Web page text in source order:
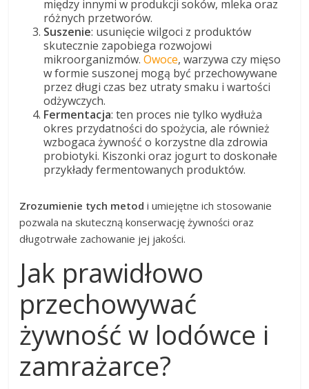
między innymi w produkcji soków, mleka oraz
różnych przetworów.
Suszenie: usunięcie wilgoci z produktów
skutecznie zapobiega rozwojowi
mikroorganizmów.Owoce, warzywa czy mięso
w formie suszonej mogą być przechowywane
przez długi czas bez utraty smaku i wartości
odżywczych.
Fermentacja: ten proces nie tylko wydłuża
okres przydatności do spożycia, ale również
wzbogaca żywność o korzystne dla zdrowia
probiotyki. Kiszonki oraz jogurt to doskonałe
przykłady fermentowanych produktów.
Zrozumienie tych metod i umiejętne ich stosowanie
pozwala na skuteczną konserwację żywności oraz
długotrwałe zachowanie jej jakości.
Jak prawidłowo
przechowywać
żywność w lodówce i
zamrażarce?